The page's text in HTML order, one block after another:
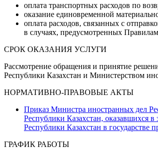
оплата транспортных расходов по
оказание единовременной
оплата расходов, связанных с
в случаях, предусмотренных
СРОК ОКАЗАНИЯ УСЛУГИ
Рассмотрение обращения и принятие
Республики Казахстан и Министерством
НОРМАТИВНО-ПРАВОВЫЕ АКТЫ
Приказ Министра иностранных дел
Республики Казахстан, оказавшихся
Республики Казахстан в государстве
ГРАФИК РАБОТЫ